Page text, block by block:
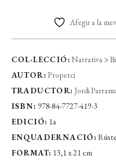
Afegir a la
COL·LECCIÓ:Narrativa>
AUTOR:Properci
TRADUCTOR: Jordi
ISBN: 978-84-7727-419-3
EDICIÓ: 1a
ENQUADERNACIÓ:
FORMAT: 13,1 x 21 cm